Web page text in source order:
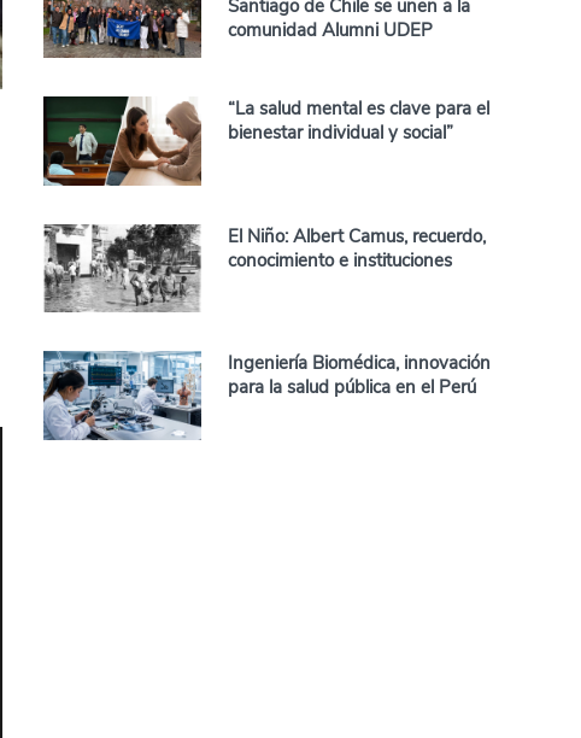
Santiago de Chile se unen a la
comunidad Alumni UDEP
“La salud mental es clave para el
bienestar individual y social”
El Niño: Albert Camus, recuerdo,
conocimiento e instituciones
Ingeniería Biomédica, innovación
para la salud pública en el Perú